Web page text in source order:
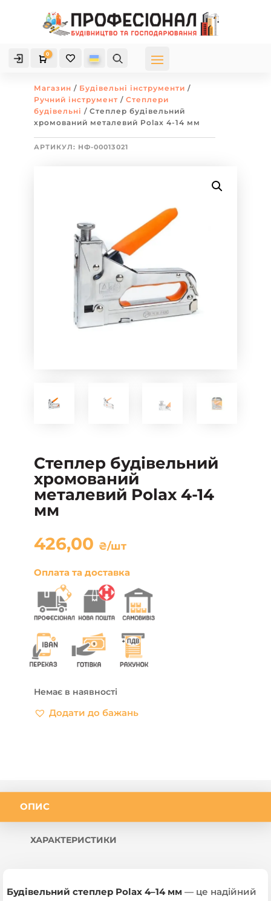
Кошик
0 
Магазин / Будівельні інструменти /
Ручний інструмент / Степлери
будівельні / Степлер будівельний
хромований металевий Polax 4-14 мм
АРТИКУЛ: НФ-00013021
Степлер будівельний
хромований
металевий Polax 4-14
мм
426,00 ₴/шт
Оплата та доставка
Немає в наявності
Додати до бажань
ОПИС
ХАРАКТЕРИСТИКИ
Будівельний степлер Polax 4–14 мм — це надійний